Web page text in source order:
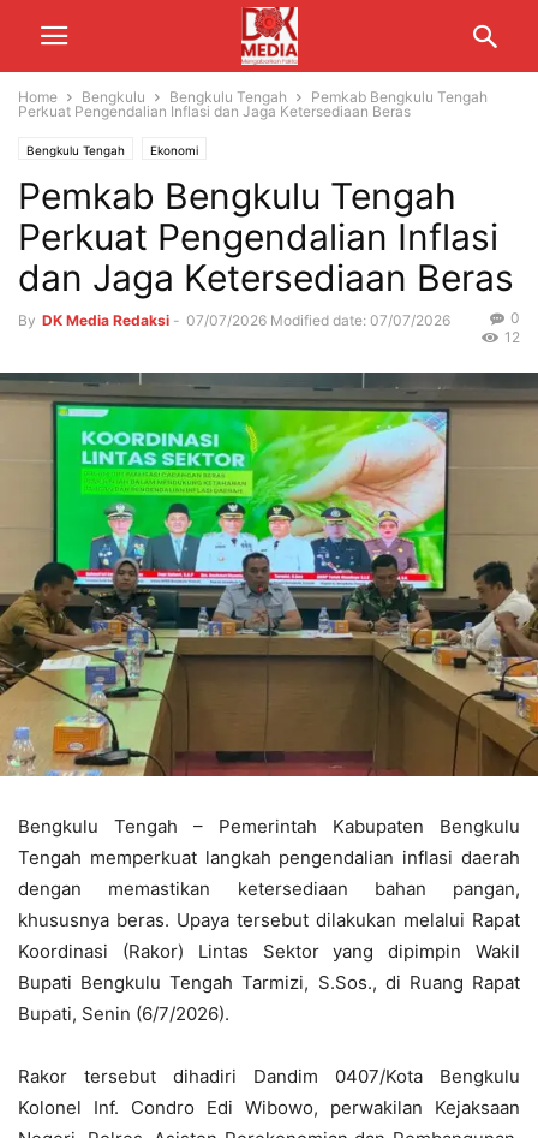
Home Bengkulu Bengkulu Tengah
Pemkab Bengkulu Tengah
Perkuat Pengendalian Inflasi dan Jaga Ketersediaan Beras
Bengkulu Tengah Ekonomi
Pemkab Bengkulu Tengah
Perkuat Pengendalian Inflasi
dan Jaga Ketersediaan Beras
By DK Media Redaksi - 07/07/2026 Modified date: 07/07/2026
0
12
Bengkulu Tengah – Pemerintah Kabupaten Bengkulu
Tengah memperkuat langkah pengendalian inflasi daerah
dengan memastikan ketersediaan bahan pangan,
khususnya beras. Upaya tersebut dilakukan melalui Rapat
Koordinasi (Rakor) Lintas Sektor yang dipimpin Wakil
Bupati Bengkulu Tengah Tarmizi, S.Sos., di Ruang Rapat
Bupati, Senin (6/7/2026).
Rakor tersebut dihadiri Dandim 0407/Kota Bengkulu
Kolonel Inf. Condro Edi Wibowo, perwakilan Kejaksaan